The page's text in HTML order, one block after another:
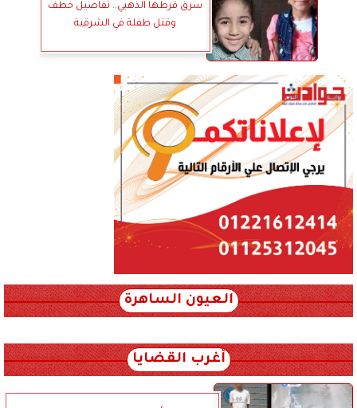
سرق قرطها الذهبي.. تفاصيل خطف
وقتل طفلة في الشرقية
العيون الساهرة
أغرب القضايا